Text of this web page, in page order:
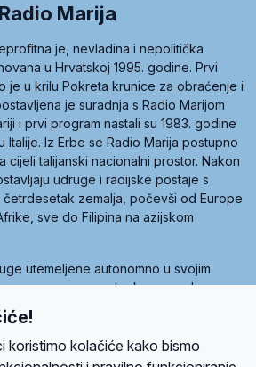
Radio Marija
je, nevladina i nepolitička
u Hrvatskoj 1995. godine. Prvi
je u krilu Pokreta krunice za obraćenje i
je suradnja s Radio Marijom
i prvi program nastali su 1983. godine
Italije. Iz Erbe se Radio Marija postupno
cijeli talijanski nacionalni prostor. Nakon
udruge i radijske postaje s
četrdesetak zemalja, počevši od Europe
sve do Filipina na azijskom
utemeljene autonomno u svojim
su povezane preko krovne udruge
Radio Marije (World Family of
utemeljilo je sedam članica, među
Radio Marija.
koristimo kolačiće kako bismo